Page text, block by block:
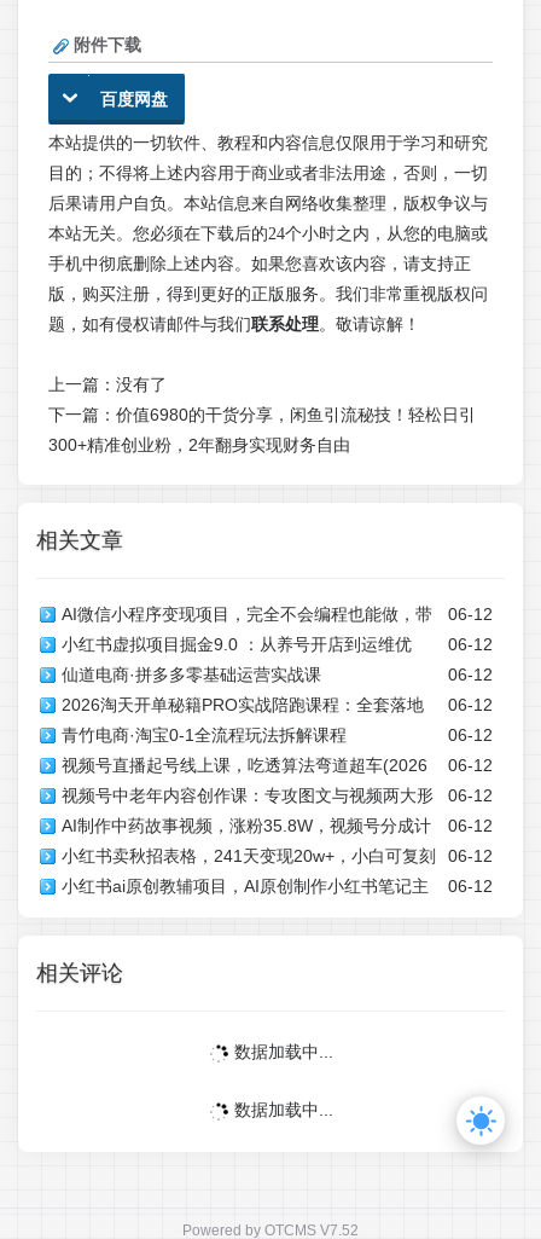
附件下载
百度网盘
本站提供的一切软件、教程和内容信息仅限用于学习和研究
目的；不得将上述内容用于商业或者非法用途，否则，一切
后果请用户自负。本站信息来自网络收集整理，版权争议与
本站无关。您必须在下载后的24个小时之内，从您的电脑或
手机中彻底删除上述内容。如果您喜欢该内容，请支持正
版，购买注册，得到更好的正版服务。我们非常重视版权问
题，如有侵权请邮件与我们联系处理。敬请谅解！
上一篇：没有了
下一篇： 价值6980的干货分享，闲鱼引流秘技！轻松日引
300+精准创业粉，2年翻身实现财务自由
相关文章
06-12
AI微信小程序变现项目，完全不会编程也能做，带
你从0到1，日入1k+，真正的睡后收入(完结)
06-12
小红书虚拟项目掘金9.0 ：从养号开店到运维优
化，玩转AI创作解锁虚拟项目盈利
06-12
仙道电商·拼多多零基础运营实战课
06-12
2026淘天开单秘籍PRO实战陪跑课程：全套落地
运营玩法，一站式解决淘宝流量低、不出单难题
06-12
青竹电商·淘宝0-1全流程玩法拆解课程
06-12
视频号直播起号线上课，吃透算法弯道超车(2026
年6月)
06-12
视频号中老年内容创作课：专攻图文与视频两大形
式，依托选材文案技巧打造爆款作品
06-12
AI制作中药故事视频，涨粉35.8W，视频号分成计
划+橱窗收益非常可观，简单易上手
06-12
小红书卖秋招表格，241天变现20w+，小白可复刻
的信息搬运工模式
06-12
小红书ai原创教辅项目，AI原创制作小红书笔记主
图，售卖资料(更新)
相关评论
数据加载中...
数据加载中...
Powered by OTCMS V7.52